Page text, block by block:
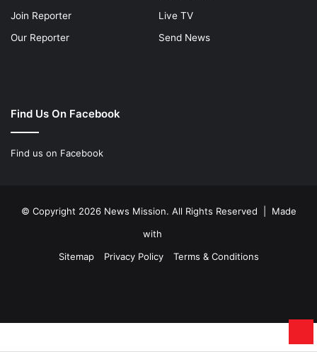
Join Reporter
Live TV
Our Reporter
Send News
Find Us On Facebook
Find us on Facebook
© Copyright 2026 News Mission. All Rights Reserved | Made
with
Sitemap
Privacy Policy Terms & Conditions